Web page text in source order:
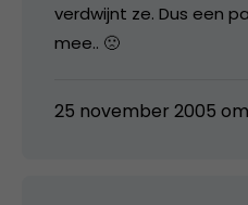
verdwijnt ze. Dus een
mee.. 🙁
25 november 2005 om